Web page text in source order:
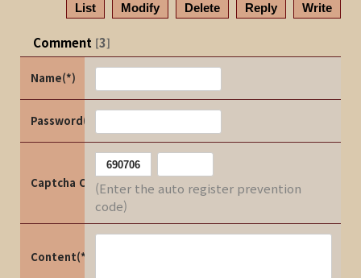
List Modify Delete Reply Write
Comment [3]
Name(*)
Password(*)
Captcha Code(Enter the auto register prevention
code)
Content(*)